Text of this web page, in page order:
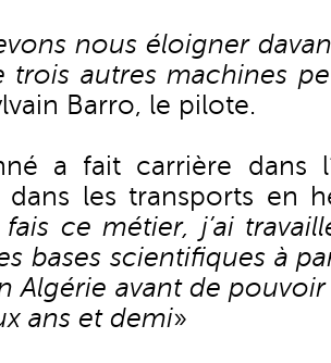
nous éloigner
trois autres machines
Barro, le pilote.
a fait carrière dans
dans les transports en
ce métier, j’ai
bases scientifiques à
Algérie avant de
ans et demi»